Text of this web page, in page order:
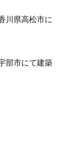
川県高松市に
部市にて建築